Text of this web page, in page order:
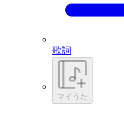
歌詞
マイうた